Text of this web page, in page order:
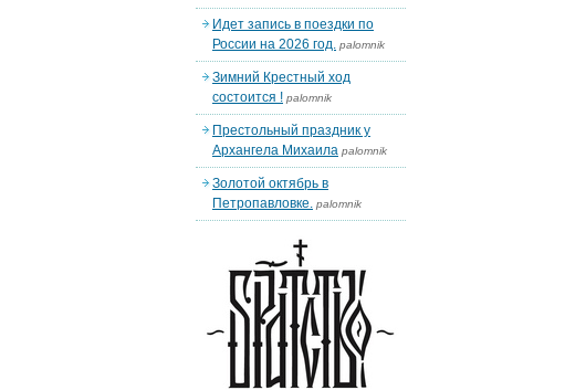
Идет запись в поездки по
России на 2026 год. palomnik
Зимний Крестный ход
состоится ! palomnik
Престольный праздник у
Архангела Михаила palomnik
Золотой октябрь в
Петропавловке. palomnik